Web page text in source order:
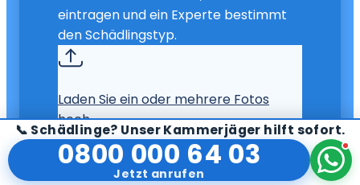
📞 Schädlinge? Unser Kammerjäger hilft sofort.
0800 000 64 03
Jetzt anrufen